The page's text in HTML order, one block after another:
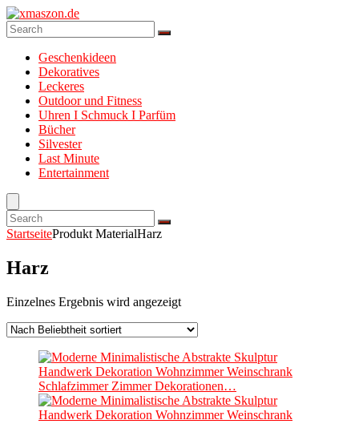
Geschenkideen
Dekoratives
Leckeres
Outdoor und Fitness
Uhren I Schmuck I Parfüm
Bücher
Silvester
Last Minute
Entertainment
StartseiteProdukt MaterialHarz
Harz
Einzelnes Ergebnis wird angezeigt